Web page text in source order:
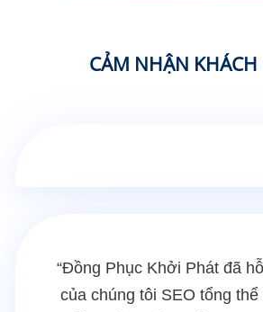
CẢM NHẬN
“Đồng Phục Khởi Phát đã
của chúng tôi SEO tổng thể